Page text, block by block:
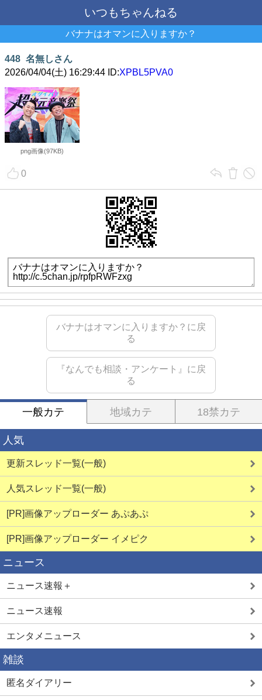
いつもちゃんねる
バナナはオマンに入りますか？
448 名無しさん
2026/04/04(土) 16:29:44 ID:XPBL5PVA0
png画像(97KB)
0
バナナはオマンに入りますか？に戻
る
『なんでも相談・アンケート』に戻
る
一般カテ 地域カテ 18禁カテ
人気
更新スレッド一覧(一般)
人気スレッド一覧(一般)
[PR]画像アップローダー あぷあぷ
[PR]画像アップローダー イメピク
ニュース
ニュース速報＋
ニュース速報
エンタメニュース
雑談
匿名ダイアリー